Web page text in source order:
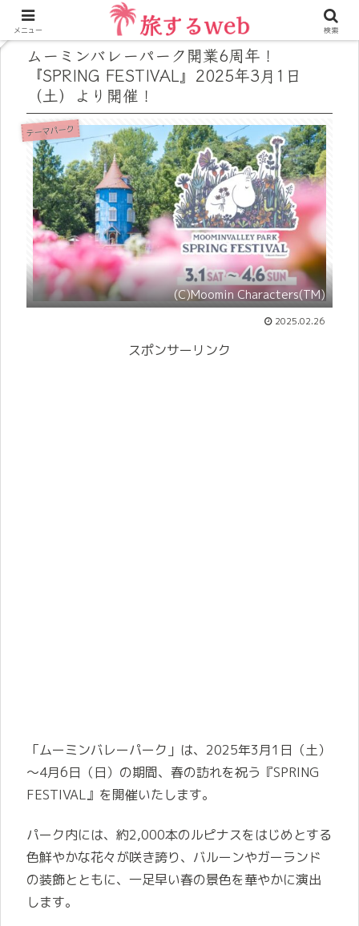
ムーミンバレーパーク開業6周年！
『SPRING FESTIVAL』2025年3月1日
（土）より開催！
テーマパーク
(C)Moomin Characters(TM)
2025.02.26
スポンサーリンク
「ムーミンバレーパーク」は、2025年3月1日（土）
～4月6日（日）の期間、春の訪れを祝う『SPRING
FESTIVAL』を開催いたします。
パーク内には、約2,000本のルピナスをはじめとする
色鮮やかな花々が咲き誇り、バルーンやガーランド
の装飾とともに、一足早い春の景色を華やかに演出
します。
メニュー 検索